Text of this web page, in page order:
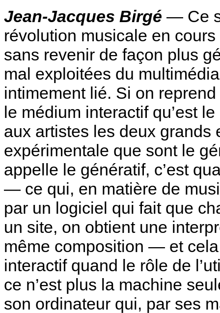
Jean-Jacques Birgé — Ce
révolution musicale en
sans revenir de façon plus
mal exploitées du
intimement lié. Si on
le médium interactif qu’est
aux artistes les deux grands
expérimentale que sont le
appelle le génératif, c’est
— ce qui, en matière de
par un logiciel qui fait que
un site, on obtient une
même composition — et
interactif quand le rôle de
ce n’est plus la machine
son ordinateur qui, par ses